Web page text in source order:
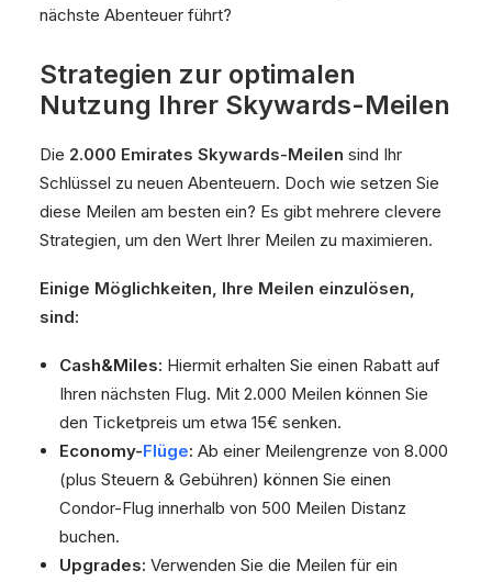
nächste Abenteuer führt?
Strategien zur optimalen
Nutzung Ihrer Skywards-Meilen
Die 2.000 Emirates Skywards-Meilen sind Ihr
Schlüssel zu neuen Abenteuern. Doch wie setzen Sie
diese Meilen am besten ein? Es gibt mehrere clevere
Strategien, um den Wert Ihrer Meilen zu maximieren.
Einige Möglichkeiten, Ihre Meilen einzulösen,
sind:
Cash&Miles: Hiermit erhalten Sie einen Rabatt auf
Ihren nächsten Flug. Mit 2.000 Meilen können Sie
den Ticketpreis um etwa 15€ senken.
Economy-Flüge: Ab einer Meilengrenze von 8.000
(plus Steuern & Gebühren) können Sie einen
Condor-Flug innerhalb von 500 Meilen Distanz
buchen.
Upgrades: Verwenden Sie die Meilen für ein